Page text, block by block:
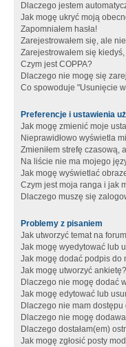
Dlaczego jestem
Jak mogę ukryć moją
Zapomniałem hasła!
Zarejestrowałem się, ale
Zarejestrowałem się
Czym jest COPPA?
Dlaczego nie mogę się
Co spowoduje "Usunięcie
Preferencje i ustawienia
Jak mogę zmienić moje
Nieprawidłowo wyświetla
Zmieniłem strefę czasową,
Na liście nie ma mojego
Jak mogę wyświetlać
Czym jest moja ranga i jak
Dlaczego muszę się
Problemy z pisaniem
Jak utworzyć temat na
Jak mogę wyedytować lub
Jak mogę dodać podpis do
Jak mogę utworzyć ankietę?
Dlaczego nie mogę dodać
Jak mogę edytować lub
Dlaczego nie mam dostępu
Dlaczego nie mogę
Dlaczego dostałam(em)
Jak mogę zgłosić posty